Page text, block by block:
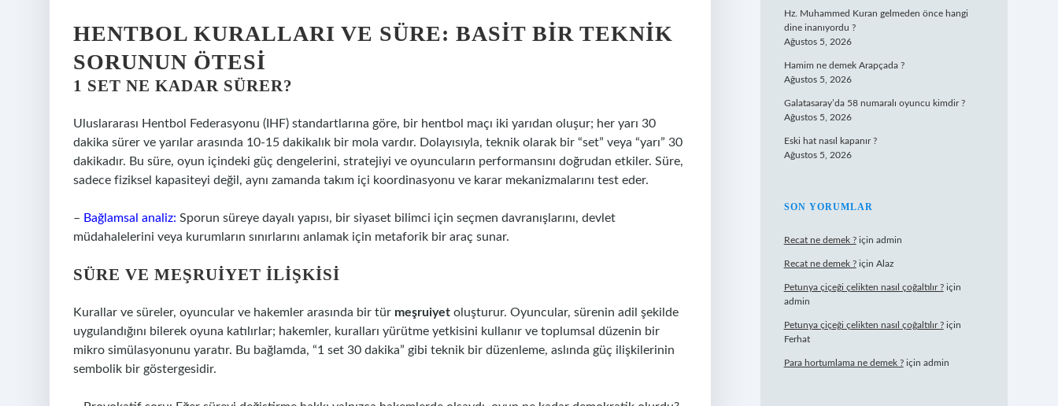
HENTBOL KURALLARI VE SÜRE: BASIT BIR TEKNIK
SORUNUN ÖTESI
1 SET NE KADAR SÜRER?
Uluslararası Hentbol Federasyonu (IHF) standartlarına göre, bir hentbol maçı iki yarıdan oluşur; her yarı 30
dakika sürer ve yarılar arasında 10-15 dakikalık bir mola vardır. Dolayısıyla, teknik olarak bir “set” veya “yarı” 30
dakikadır. Bu süre, oyun içindeki güç dengelerini, stratejiyi ve oyuncuların performansını doğrudan etkiler. Süre,
sadece fiziksel kapasiteyi değil, aynı zamanda takım içi koordinasyonu ve karar mekanizmalarını test eder.
– Bağlamsal analiz: Sporun süreye dayalı yapısı, bir siyaset bilimci için seçmen davranışlarını, devlet
müdahalelerini veya kurumların sınırlarını anlamak için metaforik bir araç sunar.
SÜRE VE MEŞRUIYET İLIŞKISI
Kurallar ve süreler, oyuncular ve hakemler arasında bir tür meşruiyet oluşturur. Oyuncular, sürenin adil şekilde
uygulandığını bilerek oyuna katılırlar; hakemler, kuralları yürütme yetkisini kullanır ve toplumsal düzenin bir
mikro simülasyonunu yaratır. Bu bağlamda, “1 set 30 dakika” gibi teknik bir düzenleme, aslında güç ilişkilerinin
sembolik bir göstergesidir.
Hz. Muhammed Kuran gelmeden önce hangi
dine inanıyordu ?
Ağustos 5, 2026
Hamim ne demek Arapçada ?
Ağustos 5, 2026
Galatasaray’da 58 numaralı oyuncu kimdir ?
Ağustos 5, 2026
Eski hat nasıl kapanır ?
Ağustos 5, 2026
SON YORUMLAR
Recat ne demek ?için admin
Recat ne demek ?için Alaz
Petunya çiçeği çelikten nasıl çoğaltılır ?için
admin
Petunya çiçeği çelikten nasıl çoğaltılır ?için
Ferhat
Para hortumlama ne demek ?için admin